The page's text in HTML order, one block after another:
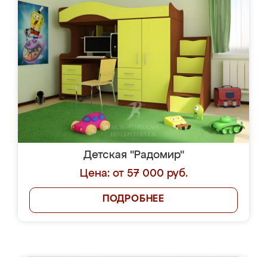
Детская "Радомир"
Цена: от 57 000 руб.
ПОДРОБНЕЕ